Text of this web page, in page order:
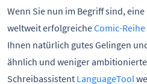
Wenn Sie nun im Begriff sind,
weltweit erfolgreicheComic-Reihe
Ihnen natürlich gutes Gelingen
ähnlich und weniger
Schreibassistent LanguageTool